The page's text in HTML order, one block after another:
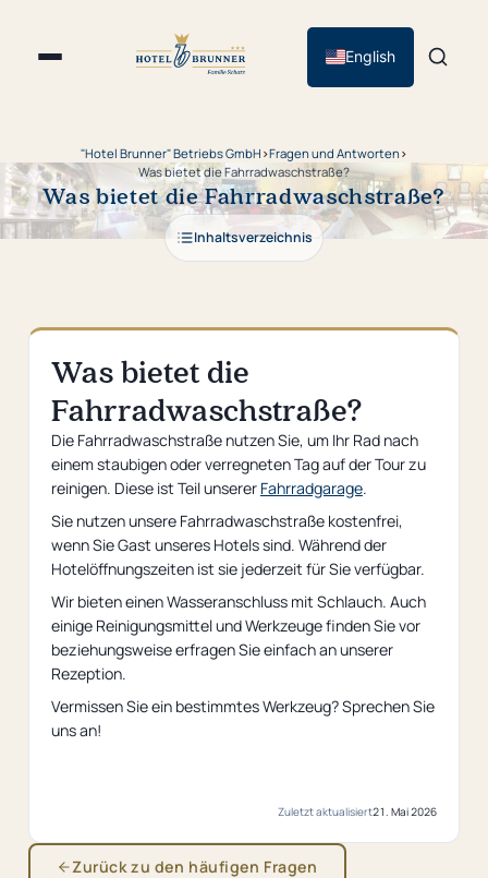
English
"Hotel Brunner" Betriebs GmbH ›Fragen und Antworten ›
Was bietet die Fahrradwaschstraße?
Was bietet die Fahrradwaschstraße?
Inhaltsverzeichnis
Was bietet die
Fahrradwaschstraße?
Die Fahrradwaschstraße nutzen Sie, um Ihr Rad nach
einem staubigen oder verregneten Tag auf der Tour zu
reinigen. Diese ist Teil unserer Fahrradgarage.
Sie nutzen unsere Fahrradwaschstraße kostenfrei,
wenn Sie Gast unseres Hotels sind. Während der
Hotelöffnungszeiten ist sie jederzeit für Sie verfügbar.
Wir bieten einen Wasseranschluss mit Schlauch. Auch
einige Reinigungsmittel und Werkzeuge finden Sie vor
beziehungsweise erfragen Sie einfach an unserer
Rezeption.
Vermissen Sie ein bestimmtes Werkzeug? Sprechen Sie
uns an!
Zuletzt aktualisiert21. Mai 2026
Zurück zu den häufigen Fragen